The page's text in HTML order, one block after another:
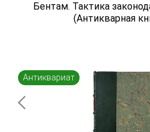
Бентам. Тактика
(Антикварная
Антиквариат